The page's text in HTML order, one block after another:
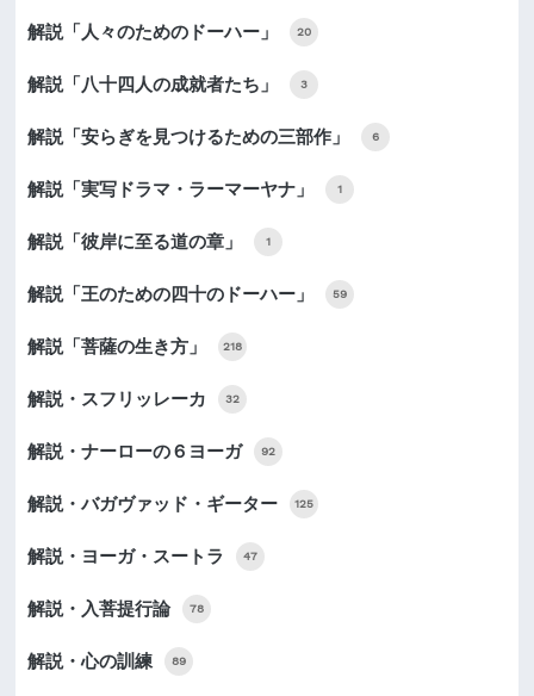
解説「人々のためのドーハー」 20
解説「八十四人の成就者たち」 3
解説「安らぎを見つけるための三部作」 6
解説「実写ドラマ・ラーマーヤナ」 1
解説「彼岸に至る道の章」 1
解説「王のための四十のドーハー」 59
解説「菩薩の生き方」 218
解説・スフリッレーカ 32
解説・ナーローの６ヨーガ 92
解説・バガヴァッド・ギーター 125
解説・ヨーガ・スートラ 47
解説・入菩提行論 78
解説・心の訓練 89